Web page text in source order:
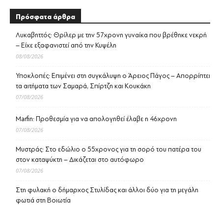
Πρόσφατα άρθρα
Λυκαβηττός: Θρίλερ με την 57χρονη γυναίκα που βρέθηκε νεκρή
– Είχε εξαφανιστεί από την Κυψέλη
08/08/2026
Υποκλοπές: Επιμένει στη συγκάλυψη ο Άρειος Πάγος – Απορρίπτει
τα αιτήματα των Σαμαρά, Σπίρτζη και Κουκάκη
07/08/2026
Marfin: Προθεσμία για να απολογηθεί έλαβε η 46χρονη
07/08/2026
Μυστράς: Στο εδώλιο ο 55χρονος για τη σορό του πατέρα του
στον καταψύκτη – Δικάζεται στο αυτόφωρο
07/08/2026
Στη φυλακή ο δήμαρχος Στυλίδας και άλλοι δύο για τη μεγάλη
φωτιά στη Βοιωτία